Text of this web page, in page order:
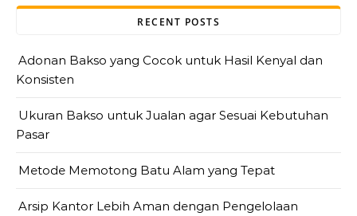
RECENT POSTS
Adonan Bakso yang Cocok untuk Hasil Kenyal dan
Konsisten
Ukuran Bakso untuk Jualan agar Sesuai Kebutuhan
Pasar
Metode Memotong Batu Alam yang Tepat
Arsip Kantor Lebih Aman dengan Pengelolaan